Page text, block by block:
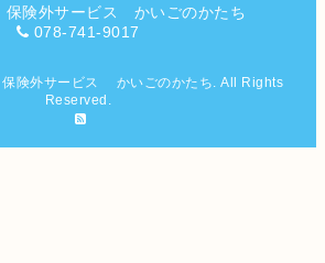
険外サービス かいごのかたち
078-741-9017
険外サービス かいごのかたち . All Rights
Reserved.